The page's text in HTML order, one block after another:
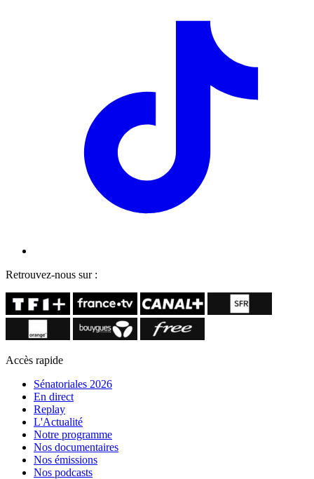
Retrouvez-nous sur :
Accès rapide
Sénatoriales 2026
En direct
Replay
L'Actualité
Notre programme
Nos documentaires
Nos émissions
Nos podcasts